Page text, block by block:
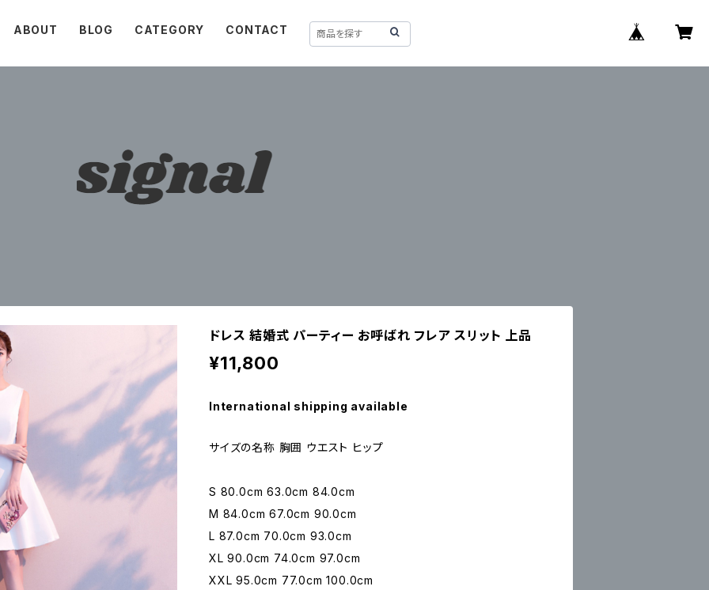
ABOUT BLOG CATEGORY CONTACT
ドレス 結婚式 パーティー お呼ばれ フレア スリット 上品
¥11,800
International shipping available
サイズの名称 胸囲 ウエスト ヒップ
S 80.0cm 63.0cm 84.0cm
M 84.0cm 67.0cm 90.0cm
L 87.0cm 70.0cm 93.0cm
XL 90.0cm 74.0cm 97.0cm
XXL 95.0cm 77.0cm 100.0cm